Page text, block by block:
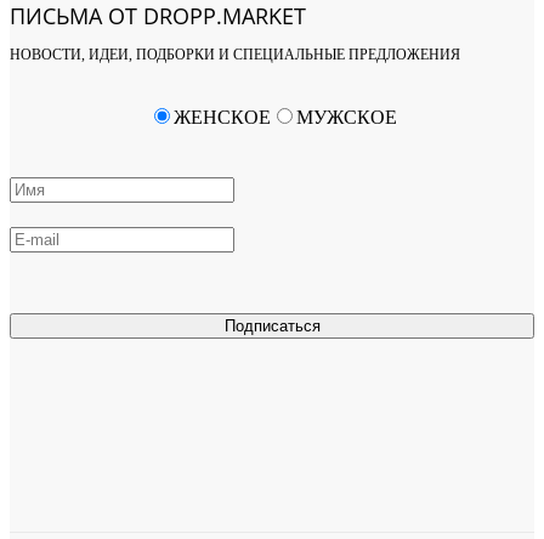
ПИСЬМА ОТ DROPP.MARKET
НОВОСТИ, ИДЕИ, ПОДБОРКИ И СПЕЦИАЛЬНЫЕ ПРЕДЛОЖЕНИЯ
Подписаться
ЖЕНСКОЕ МУЖСКОЕ